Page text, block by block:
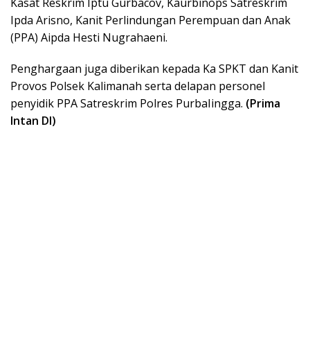
Ipda Arisno, Kanit Perlindungan Perempuan dan Anak
(PPA) Aipda Hesti Nugrahaeni.
Penghargaan juga diberikan kepada Ka SPKT dan Kanit
Provos Polsek Kalimanah serta delapan personel
penyidik PPA Satreskrim Polres PurbaIingga. (Prima
Intan DI)